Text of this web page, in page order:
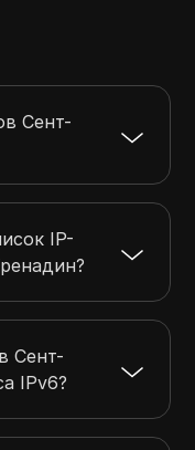
Сент-
IP-
Сент-
IPv6?